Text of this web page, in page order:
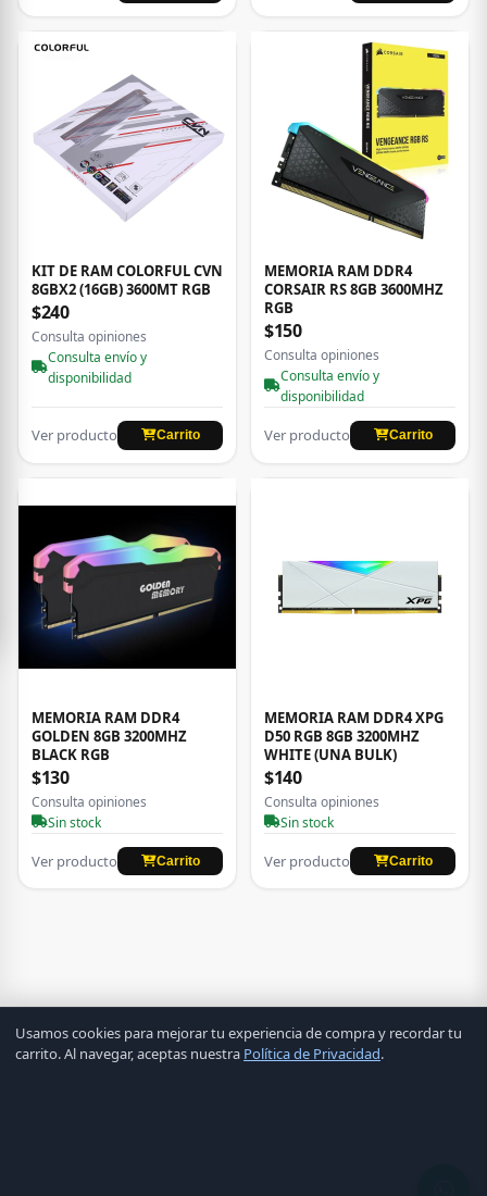
KIT DE RAM COLORFUL CVN
8GBX2 (16GB) 3600MT RGB
$240
Consulta opiniones
Consulta envío y
disponibilidad
Ver producto Carrito
MEMORIA RAM DDR4
CORSAIR RS 8GB 3600MHZ
RGB
$150
Consulta opiniones
Consulta envío y
disponibilidad
Ver producto Carrito
MEMORIA RAM DDR4
GOLDEN 8GB 3200MHZ
BLACK RGB
$130
Consulta opiniones
Sin stock
Ver producto Carrito
MEMORIA RAM DDR4 XPG
D50 RGB 8GB 3200MHZ
WHITE (UNA BULK)
$140
Consulta opiniones
Sin stock
Ver producto Carrito
Usamos cookies para mejorar tu experiencia de compra y recordar tu
carrito. Al navegar, aceptas nuestra Política de Privacidad.